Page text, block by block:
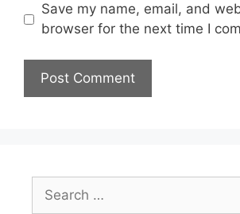
Save my name, email, and
browser for the next time I
for: